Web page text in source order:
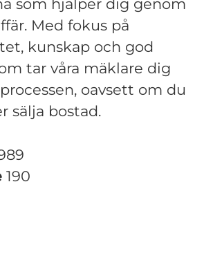
som hjälper dig genom
Med fokus på
kunskap och god
tar våra mäklare dig
oavsett om du
sälja bostad.
190